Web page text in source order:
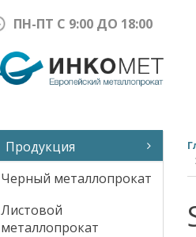
ПН-ПТ С 9:00 ДО 18:00
Продукция
Черный металлопрокат
Листовой
металлопрокат